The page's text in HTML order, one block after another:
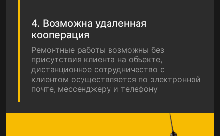
4. Возможна удаленная
кооперация
Ремонтные работы возможны без
присутствия клиента на объекте,
дистанционное сотрудничество с
клиентом осуществляется по электронной
почте, мессенджеру и телефону